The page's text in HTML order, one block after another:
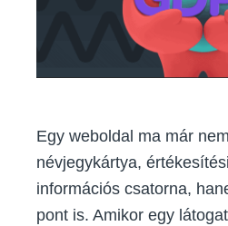
Egy weboldal ma már
névjegykártya,
információs csatorna,
pont is. Amikor egy